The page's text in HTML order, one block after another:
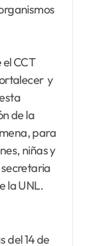
CCT
y
de la
para
niñas y
la UNL.
del 14 de